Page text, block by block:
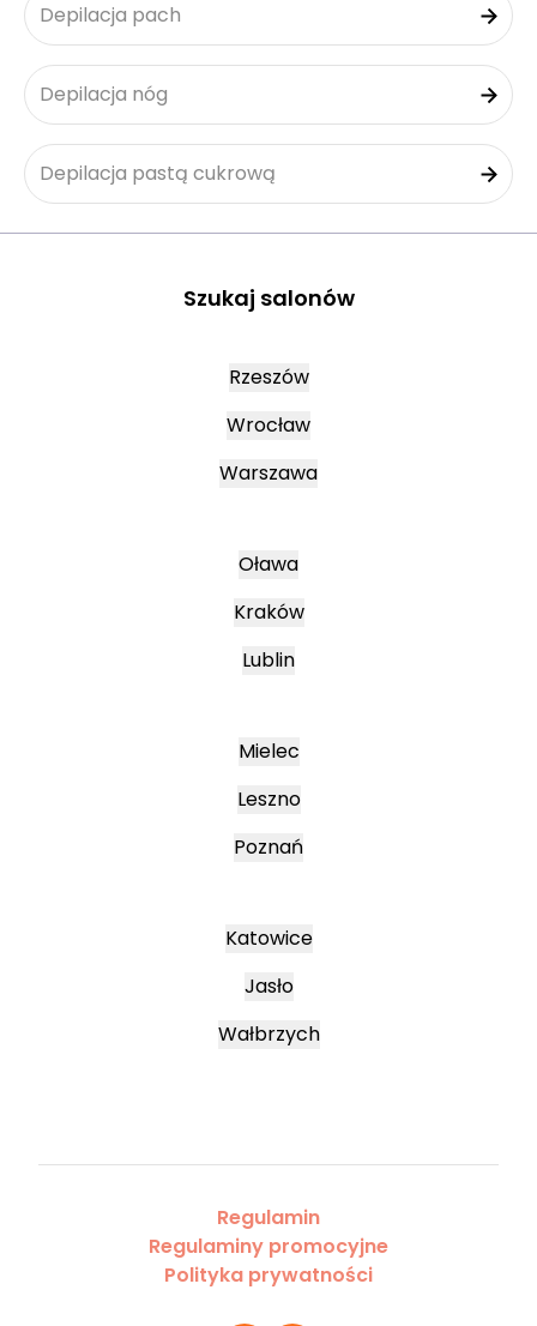
Depilacja pach
Depilacja nóg
Depilacja pastą cukrową
Szukaj salonów
Rzeszów
Wrocław
Warszawa
Oława
Kraków
Lublin
Mielec
Leszno
Poznań
Katowice
Jasło
Wałbrzych
Regulamin
Regulaminy promocyjne
Polityka prywatności